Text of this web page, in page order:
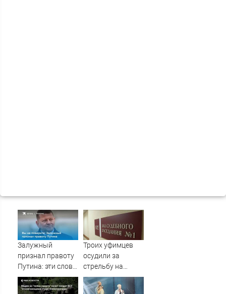
Залужный
признал правоту
Путина: эти слова
прозвучали не
просто так
Троих уфимцев
осудили за
стрельбу на
кладбище в
Башкирии